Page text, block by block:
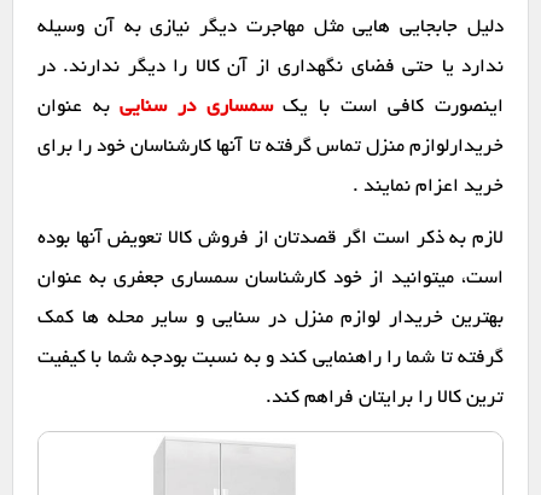
دلیل جابجایی هایی مثل مهاجرت دیگر نیازی به آن وسیله
ندارد یا حتی فضای نگهداری از آن کالا را دیگر ندارند. در
اینصورت کافی است با یکسمساری در سناییبه عنوان
خریدارلوازم منزل تماس گرفته تا آنها کارشناسان خود را برای
خرید اعزام نمایند .
لازم به ذکر است اگر قصدتان از فروش کالا تعویض آنها بوده
است، میتوانید از خود کارشناسان سمساری جعفری به عنوان
بهترین خریدار لوازم منزل در سنایی و سایر محله ها کمک
گرفته تا شما را راهنمایی کند و به نسبت بودجه شما با کیفیت
ترین کالا را برایتان فراهم کند.